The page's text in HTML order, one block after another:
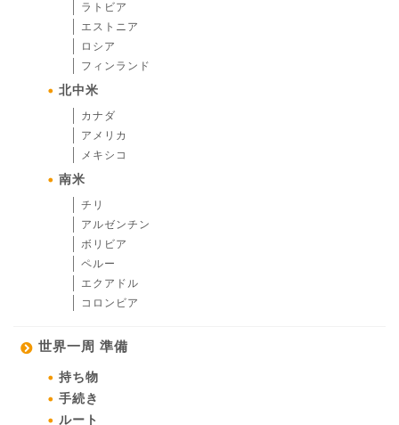
ラトビア
エストニア
ロシア
フィンランド
北中米
カナダ
アメリカ
メキシコ
南米
チリ
アルゼンチン
ボリビア
ペルー
エクアドル
コロンビア
世界一周 準備
持ち物
手続き
ルート